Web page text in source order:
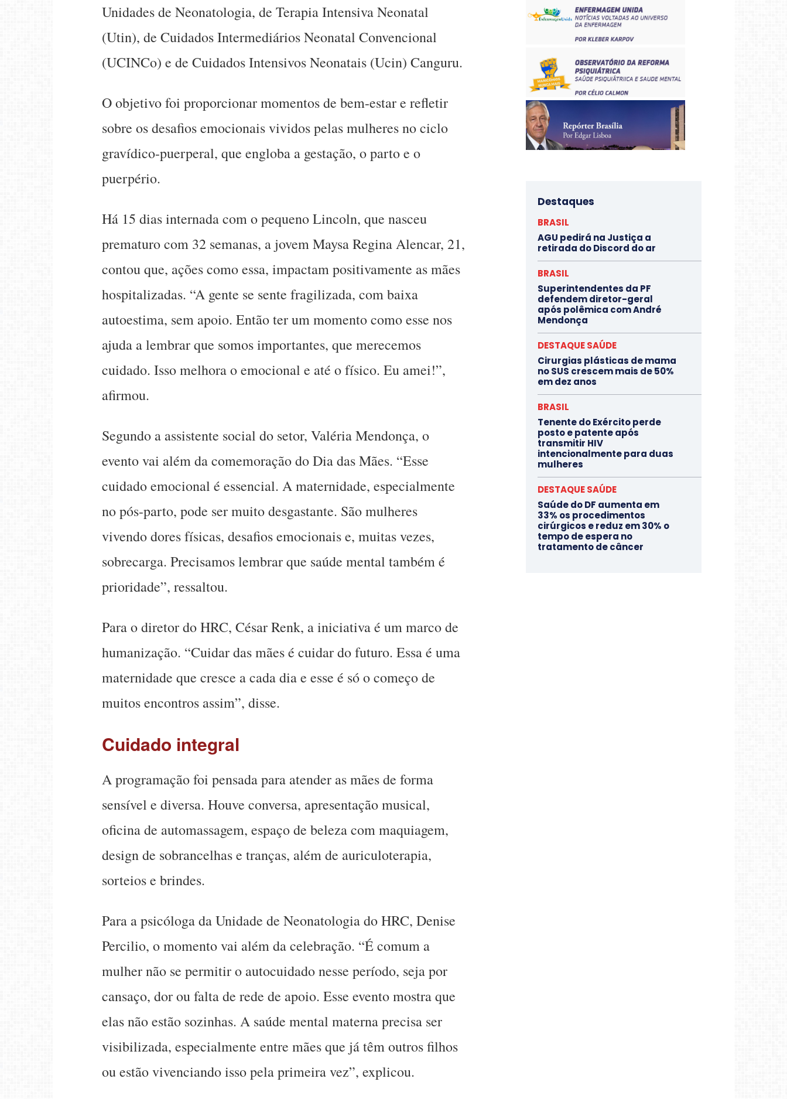
Unidades de Neonatologia, de Terapia Intensiva Neonatal
(Utin), de Cuidados Intermediários Neonatal Convencional
(UCINCo) e de Cuidados Intensivos Neonatais (Ucin) Canguru.
O objetivo foi proporcionar momentos de bem-estar e refletir
sobre os desafios emocionais vividos pelas mulheres no ciclo
gravídico-puerperal, que engloba a gestação, o parto e o
puerpério.
Há 15 dias internada com o pequeno Lincoln, que nasceu
prematuro com 32 semanas, a jovem Maysa Regina Alencar, 21,
contou que, ações como essa, impactam positivamente as mães
hospitalizadas. “A gente se sente fragilizada, com baixa
autoestima, sem apoio. Então ter um momento como esse nos
ajuda a lembrar que somos importantes, que merecemos
cuidado. Isso melhora o emocional e até o físico. Eu amei!”,
afirmou.
Segundo a assistente social do setor, Valéria Mendonça, o
evento vai além da comemoração do Dia das Mães. “Esse
cuidado emocional é essencial. A maternidade, especialmente
no pós-parto, pode ser muito desgastante. São mulheres
vivendo dores físicas, desafios emocionais e, muitas vezes,
sobrecarga. Precisamos lembrar que saúde mental também é
prioridade”, ressaltou.
Para o diretor do HRC, César Renk, a iniciativa é um marco de
humanização. “Cuidar das mães é cuidar do futuro. Essa é uma
maternidade que cresce a cada dia e esse é só o começo de
muitos encontros assim”, disse.
Cuidado integral
A programação foi pensada para atender as mães de forma
sensível e diversa. Houve conversa, apresentação musical,
oficina de automassagem, espaço de beleza com maquiagem,
design de sobrancelhas e tranças, além de auriculoterapia,
sorteios e brindes.
Para a psicóloga da Unidade de Neonatologia do HRC, Denise
Percilio, o momento vai além da celebração. “É comum a
mulher não se permitir o autocuidado nesse período, seja por
cansaço, dor ou falta de rede de apoio. Esse evento mostra que
elas não estão sozinhas. A saúde mental materna precisa ser
visibilizada, especialmente entre mães que já têm outros filhos
ou estão vivenciando isso pela primeira vez”, explicou.
Destaques
BRASIL
AGU pedirá na Justiça a
retirada do Discord do ar
BRASIL
Superintendentes da PF
defendem diretor-geral
após polêmica com André
Mendonça
DESTAQUE SAÚDE
Cirurgias plásticas de mama
no SUS crescem mais de 50%
em dez anos
BRASIL
Tenente do Exército perde
posto e patente após
transmitir HIV
intencionalmente para duas
mulheres
DESTAQUE SAÚDE
Saúde do DF aumenta em
33% os procedimentos
cirúrgicos e reduz em 30% o
tempo de espera no
tratamento de câncer